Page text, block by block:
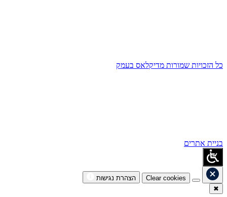
כל הזכויות שמורות מדיקלאס בעמק
בניית אתרים
Clear cookies
הצהרת נגישות
✖